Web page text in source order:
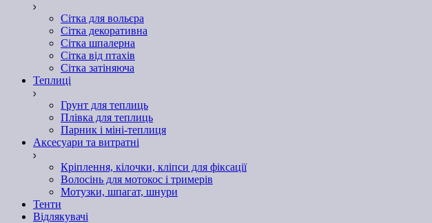
Сітка для вольєра
Сітка декоративна
Сітка шпалерна
Сітка від птахів
Сітка затіняюча
Теплиці
Грунт для теплиць
Плівка для теплиць
Парник і міні-теплиця
Аксесуари та витратні
Кріплення, кілочки, кліпси для фіксації
Волосінь для мотокос і тримерів
Мотузки, шпагат, шнури
Тенти
Відлякувачі